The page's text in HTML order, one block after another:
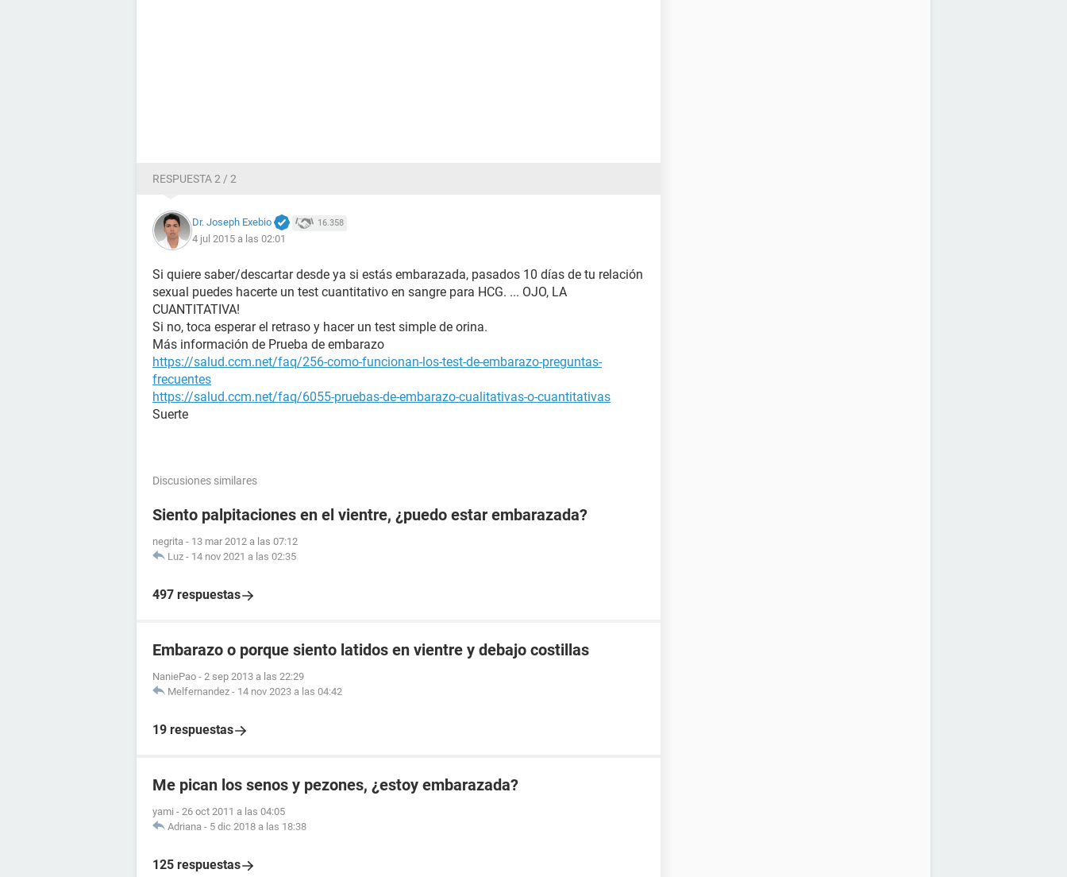
RESPUESTA 2 / 2
Dr. Joseph Exebio 16.358
4 jul 2015 a las 02:01
Si quiere saber/descartar desde ya si estás embarazada, pasados 10 días de tu relación
sexual puedes hacerte un test cuantitativo en sangre para HCG. ... OJO, LA
CUANTITATIVA!
Si no, toca esperar el retraso y hacer un test simple de orina.
Más información de Prueba de embarazo
https://salud.ccm.net/faq/256-como-funcionan-los-test-de-embarazo-preguntas-
frecuentes
https://salud.ccm.net/faq/6055-pruebas-de-embarazo-cualitativas-o-cuantitativas
Suerte
Discusiones similares
Siento palpitaciones en el vientre, ¿puedo estar embarazada?
negrita - 13 mar 2012 a las 07:12
Luz - 14 nov 2021 a las 02:35
497 respuestas
Embarazo o porque siento latidos en vientre y debajo costillas
NaniePao - 2 sep 2013 a las 22:29
Melfernandez - 14 nov 2023 a las 04:42
19 respuestas
Me pican los senos y pezones, ¿estoy embarazada?
yami - 26 oct 2011 a las 04:05
Adriana - 5 dic 2018 a las 18:38
125 respuestas